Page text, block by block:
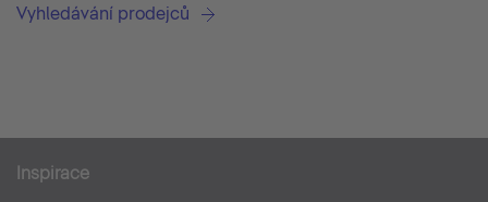
Vyhledávání prodejců
Inspirace